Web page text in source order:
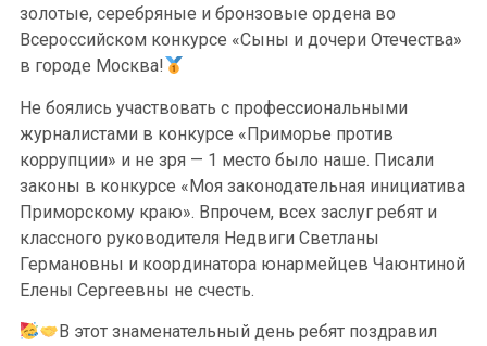
золотые, серебряные и бронзовые ордена во
Всероссийском конкурсе «Сыны и дочери Отечества»
в городе Москва!
Не боялись участвовать с профессиональными
журналистами в конкурсе «Приморье против
коррупции» и не зря — 1 место было наше. Писали
законы в конкурсе «Моя законодательная инициатива
Приморскому краю». Впрочем, всех заслуг ребят и
классного руководителя Недвиги Светланы
Германовны и координатора юнармейцев Чаюнтиной
Елены Сергеевны не счесть.
В этот знаменательный день ребят поздравил